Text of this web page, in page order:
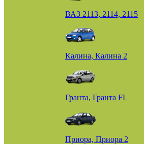
ВАЗ 2113, 2114, 2115
Калина, Калина 2
Гранта, Гранта FL
Приора, Приора 2